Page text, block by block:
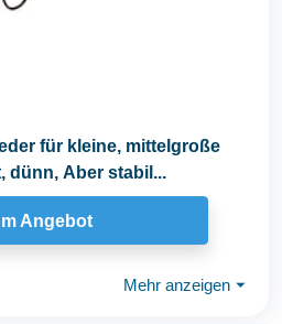
für kleine, mittelgroße
dünn, Aber stabil...
Angebot
Mehr anzeigen ⏷